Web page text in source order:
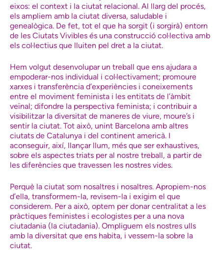
eixos: el context i la ciutat relacional. Al llarg del procés,
els ampliem amb la ciutat diversa, saludable i
genealògica. De fet, tot el que ha sorgit (i sorgirà) entorn
de les Ciutats Vivibles és una construcció col·lectiva amb
els col·lectius que lluiten pel dret a la ciutat.
Hem volgut desenvolupar un treball que ens ajudara a
empoderar-nos individual i col·lectivament; promoure
xarxes i transferència d’experiències i coneixements
entre el moviment feminista i les entitats de l’àmbit
veïnal; difondre la perspectiva feminista; i contribuir a
visibilitzar la diversitat de maneres de viure, moure’s i
sentir la ciutat. Tot això, unint Barcelona amb altres
ciutats de Catalunya i del continent americà. I
aconseguir, així, llançar llum, més que ser exhaustives,
sobre els aspectes triats per al nostre treball, a partir de
les diferències que travessen les nostres vides.
Perquè la ciutat som nosaltres i nosaltres. Apropiem-nos
d’ella, transformem-la, revisem-la i exigim el que
considerem. Per a això, optem per donar centralitat a les
pràctiques feministes i ecologistes per a una nova
ciutadania (la ciutadania). Ompliguem els nostres ulls
amb la diversitat que ens habita, i vessem-la sobre la
ciutat.